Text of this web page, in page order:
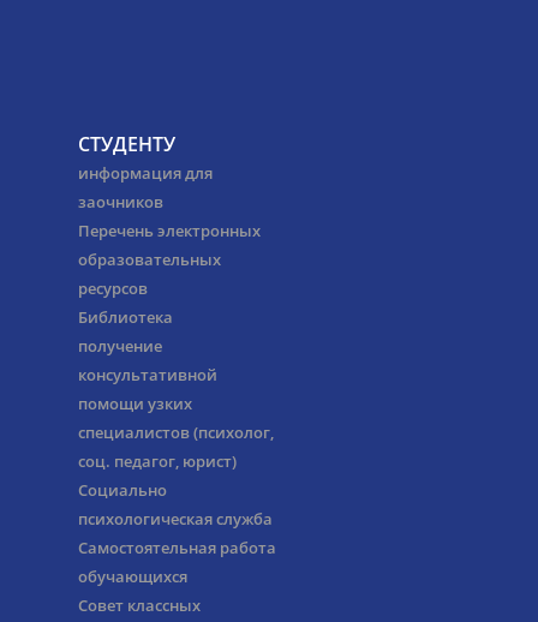
СТУДЕНТУ
информация для
заочников
Перечень электронных
образовательных
ресурсов
Библиотека
получение
консультативной
помощи узких
специалистов (психолог,
соц. педагог, юрист)
Социально
психологическая служба
Самостоятельная работа
обучающихся
Совет классных